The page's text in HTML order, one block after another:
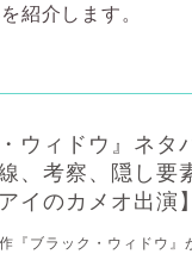
紹介します。
ウィドウ』ネタ
、考察、隠し要
イのカメオ出演】
『ブラック・ウィドウ』